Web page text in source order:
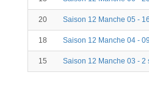
20 Saison 12 Manche 05 -
18 Saison 12 Manche 04 -
15 Saison 12 Manche 03 - 2